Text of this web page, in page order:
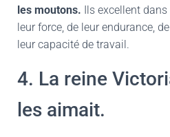
les moutons. Ils excellent
leur force, de leur endurance,
leur capacité de travail.
4. La reine
les aimait.